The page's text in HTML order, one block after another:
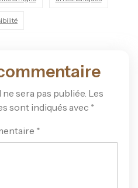
sera pas publiée. Les
sont indiqués avec *
*